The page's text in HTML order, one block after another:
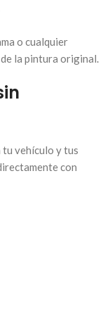
o cualquier
la pintura original.
tu vehículo y tus
con